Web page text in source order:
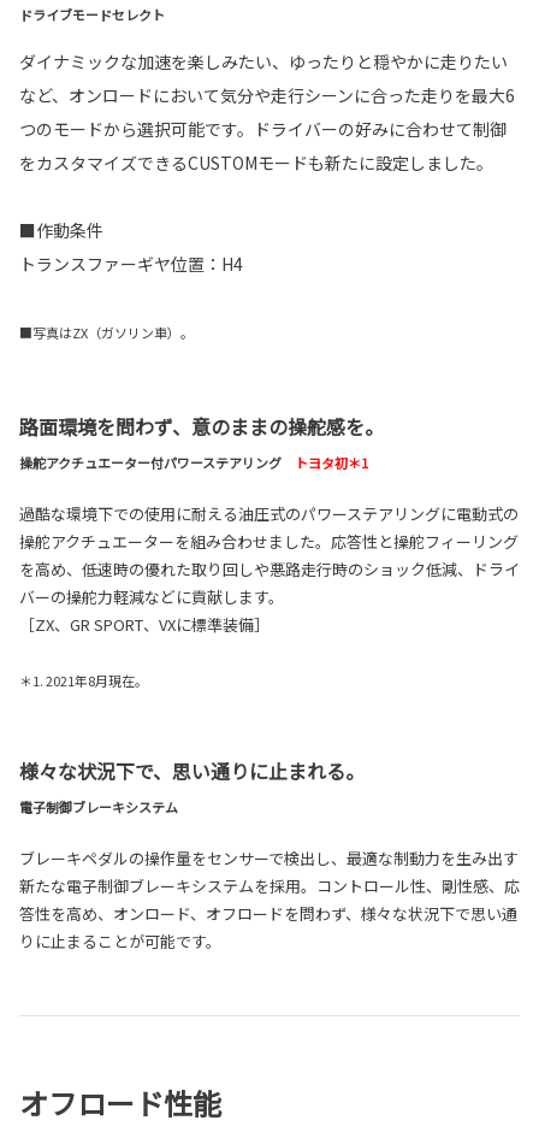
ドライブモードセレクト
ダイナミックな加速を楽しみたい、ゆったりと穏やかに走りたい
など、オンロードにおいて気分や走行シーンに合った走りを最大6
つのモードから選択可能です。ドライバーの好みに合わせて制御
をカスタマイズできるCUSTOMモードも新たに設定しました。
■作動条件
トランスファーギヤ位置：H4
■写真はZX（ガソリン車）。
路面環境を問わず、意のままの操舵感を。
操舵アクチュエーター付パワーステアリング トヨタ初＊1
過酷な環境下での使用に耐える油圧式のパワーステアリングに電動式の
操舵アクチュエーターを組み合わせました。応答性と操舵フィーリング
を高め、低速時の優れた取り回しや悪路走行時のショック低減、ドライ
バーの操舵力軽減などに貢献します。
［ZX、GR SPORT、VXに標準装備］
＊1. 2021年8月現在。
様々な状況下で、思い通りに止まれる。
電子制御ブレーキシステム
ブレーキペダルの操作量をセンサーで検出し、最適な制動力を生み出す
新たな電子制御ブレーキシステムを採用。コントロール性、剛性感、応
答性を高め、オンロード、オフロードを問わず、様々な状況下で思い通
りに止まることが可能です。
オフロード性能